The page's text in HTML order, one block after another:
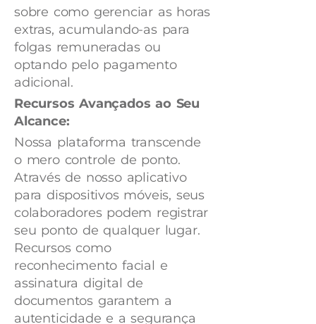
sobre como gerenciar as horas
extras, acumulando-as para
folgas remuneradas ou
optando pelo pagamento
adicional.
Recursos Avançados ao Seu
Alcance:
Nossa plataforma transcende
o mero controle de ponto.
Através de nosso aplicativo
para dispositivos móveis, seus
colaboradores podem registrar
seu ponto de qualquer lugar.
Recursos como
reconhecimento facial e
assinatura digital de
documentos garantem a
autenticidade e a segurança